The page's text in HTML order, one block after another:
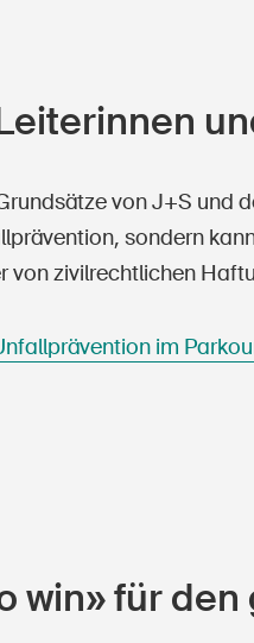
von J+S und
sondern
von zivilrechtlichen
im
win» für